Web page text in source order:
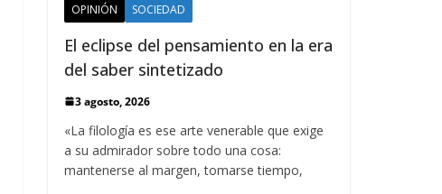
OPINIÓN SOCIEDAD
El eclipse del pensamiento en la era
del saber sintetizado
3 agosto, 2026
«La filología es ese arte venerable que exige
a su admirador sobre todo una cosa:
mantenerse al margen, tomarse tiempo,